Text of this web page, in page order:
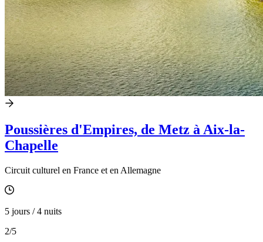
Poussières d'Empires, de Metz à Aix-la-
Chapelle
Circuit culturel en France et en Allemagne
5 jours / 4 nuits
2/5